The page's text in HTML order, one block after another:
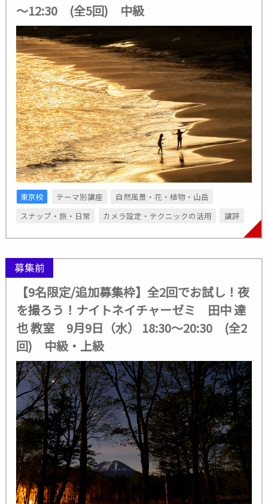
～12:30 (全5回) 中級
東京校 テーマ別講座
自然風景・花・植物・山岳
スナップ・旅・日常
カメラ設定・テクニックの活用 講評
募集前
【9名限定/追加募集枠】全2回でお試し！夜
を撮ろう！ナイトネイチャーゼミ 田中 達
也 教室 9月9日（水） 18:30～20:30 (全2
回) 中級・上級